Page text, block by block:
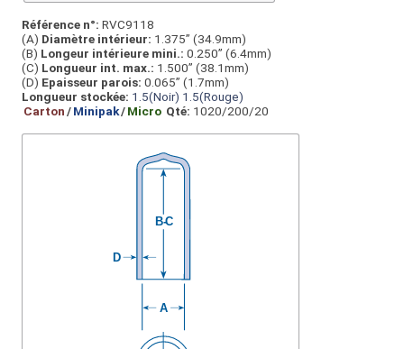
Référence n°: RVC9118
(A) Diamètre intérieur: 1.375” (34.9mm)
(B) Longeur intérieure mini.: 0.250” (6.4mm)
(C) Longueur int. max.: 1.500” (38.1mm)
(D) Epaisseur parois: 0.065” (1.7mm)
Longueur stockée: 1.5(Noir) 1.5(Rouge)
Carton/Minipak/Micro Qté: 1020/200/20